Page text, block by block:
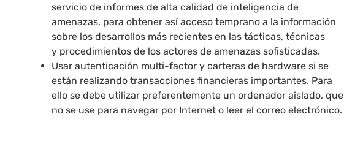
servicio de informes de alta calidad de inteligencia de
amenazas, para obtener así acceso temprano a la información
sobre los desarrollos más recientes en las tácticas, técnicas
y procedimientos de los actores de amenazas sofisticadas.
Usar autenticación multi-factor y carteras de hardware si se
están realizando transacciones financieras importantes. Para
ello se debe utilizar preferentemente un ordenador aislado, que
no se use para navegar por Internet o leer el correo electrónico.